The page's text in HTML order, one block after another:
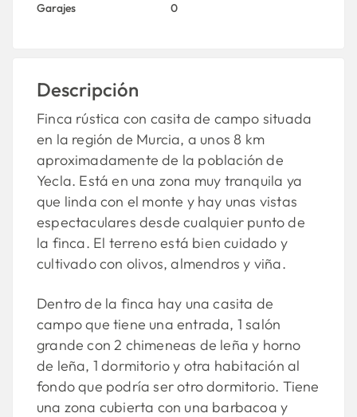
Garajes 0
Descripción
Finca rústica con casita de campo situada
en la región de Murcia, a unos 8 km
aproximadamente de la población de
Yecla. Está en una zona muy tranquila ya
que linda con el monte y hay unas vistas
espectaculares desde cualquier punto de
la finca. El terreno está bien cuidado y
cultivado con olivos, almendros y viña.
Dentro de la finca hay una casita de
campo que tiene una entrada, 1 salón
grande con 2 chimeneas de leña y horno
de leña, 1 dormitorio y otra habitación al
fondo que podría ser otro dormitorio. Tiene
una zona cubierta con una barbacoa y